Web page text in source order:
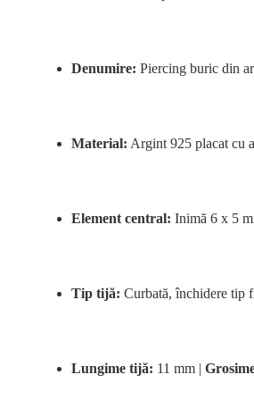
Denumire: Piercing buric din
Material: Argint 925 placat cu
Element central: Inimă 6 x 5
Tip tijă: Curbată, închidere tip
Lungime tijă: 11 mm |